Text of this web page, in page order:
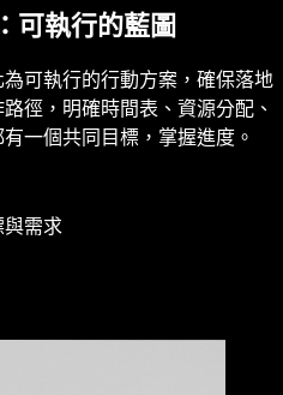
可執行的藍圖
可執行的行動方案，確保落地
徑，明確時間表、資源分配、
一個共同目標，掌握進度。
需求